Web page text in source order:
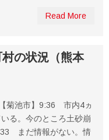
Read More
の状況（熊本
菊池市】9:36 市内4ヵ
る。今のところ土砂崩
まだ情報がない。情